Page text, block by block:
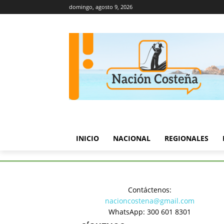
domingo, agosto 9, 2026
INICIO NACIONAL REGIONALES
Nacional
Plazo
Contáctenos:
nacioncostena@gmail.com
WhatsApp: 300 601 8301